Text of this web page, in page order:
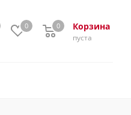
0 Корзина
0
пуста
0